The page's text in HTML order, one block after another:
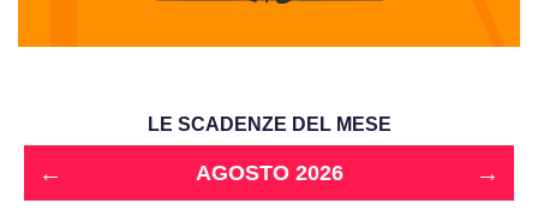
LE SCADENZE DEL MESE
← AGOSTO 2026 →